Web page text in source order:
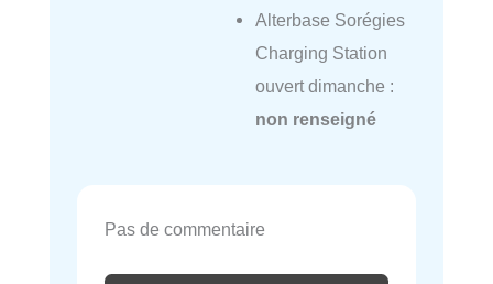
Alterbase Sorégies
Charging Station
ouvert dimanche :
non renseigné
Pas de commentaire